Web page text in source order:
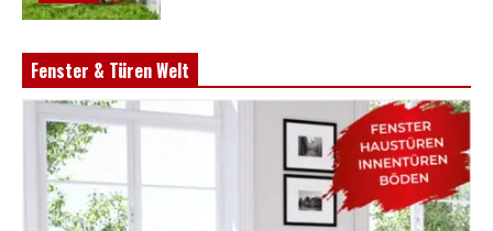
Fenster & Türen Welt